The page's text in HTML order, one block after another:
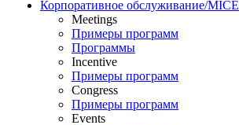
Корпоративное обслуживание/MICE
Meetings
Примеры программ
Программы
Incentive
Примеры программ
Congress
Примеры программ
Events